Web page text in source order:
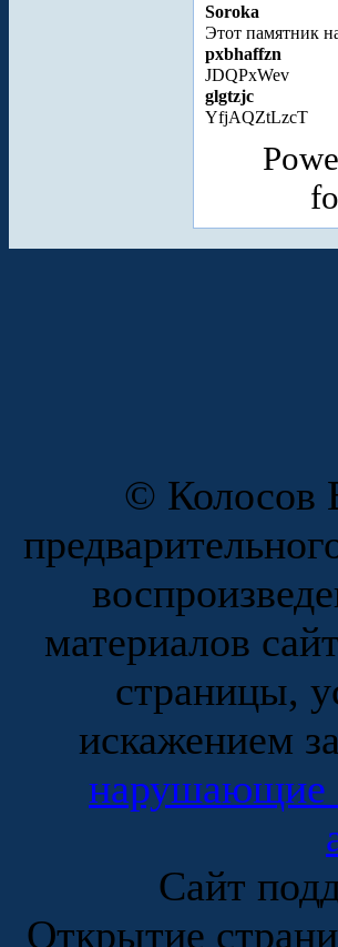
Soroka
Этот памятник
pxbhaffzn
JDQPxWev
glgtzjc
YfjAQZtLzcT
© Колосов
материалов
страницы,
искажением
нарушающие
Сайт
Открытие